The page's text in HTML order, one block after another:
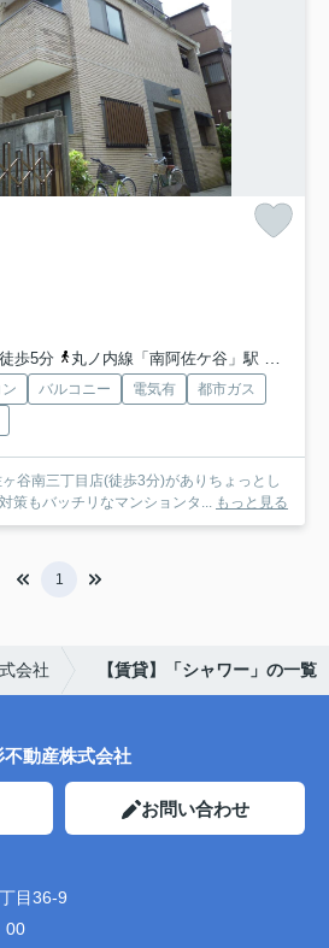
歩5分
丸ノ内線「南阿佐ケ谷」駅 徒歩12分
バルコニー 電気有
都市ガス
谷南三丁目店(徒歩3分)がありちょっとし
策もバッチリなマンションタ...
もっと見る
1
会社 【賃貸】「シャワー」の一覧
不動産株式会社
お問い合わせ
目36-9
00